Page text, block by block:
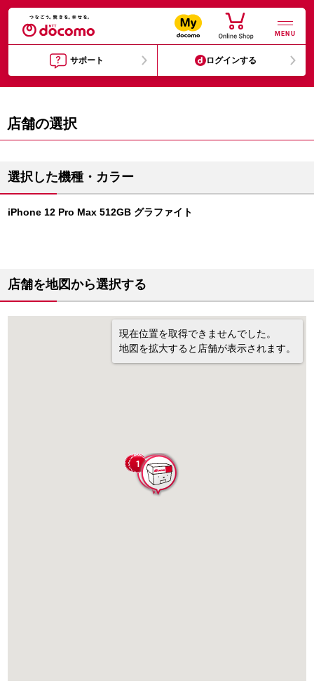
MENU
サポート ログインする
店舗の選択
選択した機種・カラー
iPhone 12 Pro Max 512GB グラファイト
店舗を地図から選択する
現在位置を取得できませんでした。
地図を拡大すると店舗が表示されます。